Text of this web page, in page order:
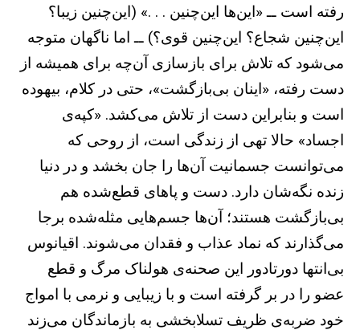
رفته است ــ «این‌ها این‌چنین . . .» (این‌چنین زیبا؟
این‌چنین شجاع؟ این‌چنین قوی؟) ــ اما ناگهان متوجه
می‌شود که تلاش برای بازسازی آن‌چه برای همیشه از
دست رفته، «اینان بی‌بازگشت»، حتی در کلام، بیهوده
است و بنابراین دست از تلاش‌ می‌کشد. «کپه‌ی
اجساد» حالا تهی از زندگی است، از روحی که
می‌توانست جسمانیت آن‌ها را جان بخشد و در دنیا
زنده نگه‌شان دارد. دست و پاهای قطع‌شده هم
بی‌بازگشت هستند؛ آن‌ها جسم‌هایی مثله‌شده برجا
می‌گذارند که نماد عذاب و فقدان می‌شوند. اقیانوس
بی‌انتها دورتادور این صحنه‌ی هولناک مرگ و قطع
عضو را در بر گرفته است و با زیبایی و نرمی با امواج
خود ضربه‌ی ظریف تسلابخشی به بازماندگان می‌زند